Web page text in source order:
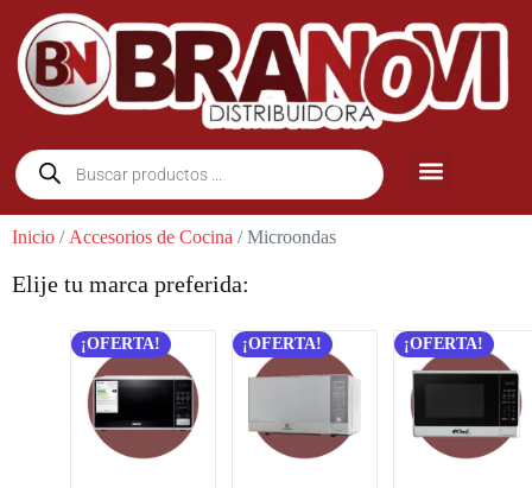
Inicio / Accesorios de Cocina / Microondas
Elije tu marca preferida:
¡OFERTA! ¡OFERTA! ¡OFERTA!